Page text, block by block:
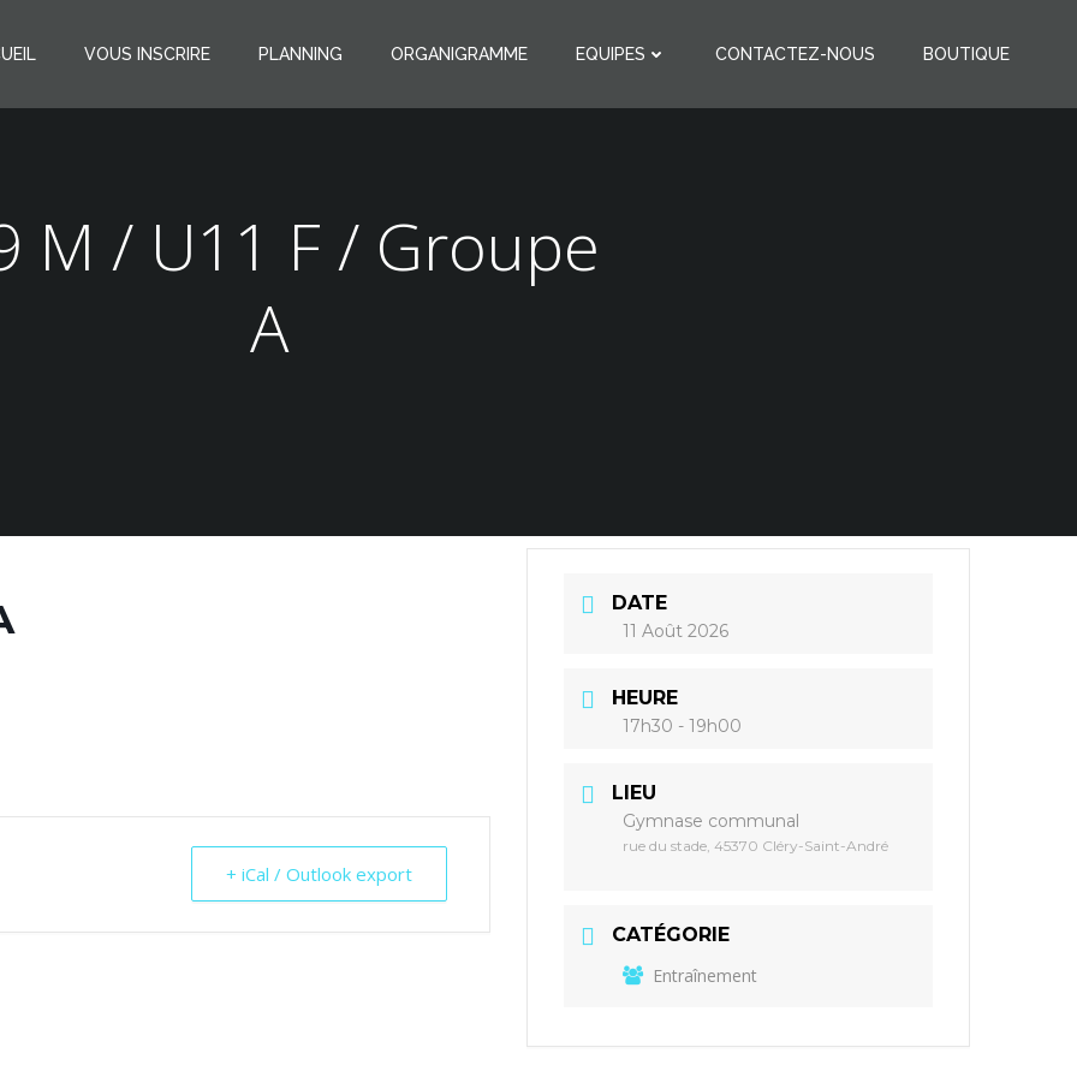
VOUS INSCRIRE PLANNING ORGANIGRAMME EQUIPES CONTACTEZ-NOUS BOUTIQUE
M / U11 F / Groupe
A
+ iCal / Outlook export
DATE
11 Août 2026
HEURE
17h30 - 19h00
LIEU
Gymnase communal
rue du stade, 45370 Cléry-Saint-André
CATÉGORIE
Entraînement